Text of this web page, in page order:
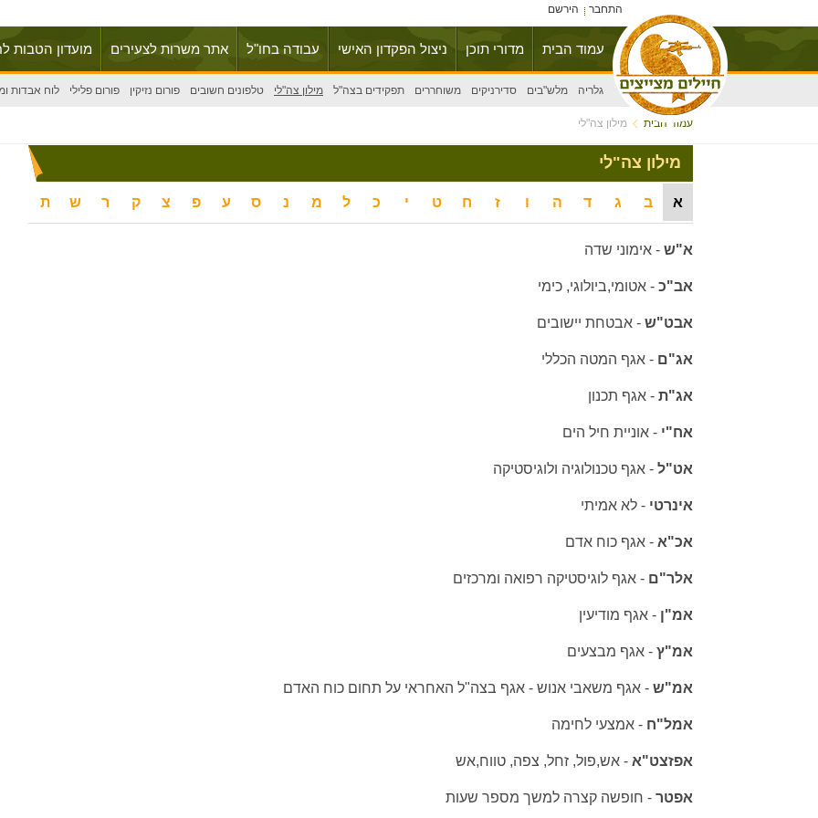
התחבר הירשם
עמוד הבית מדורי תוכן ניצול הפקדון האישי עבודה בחו"ל אתר משרות לצעירים מועדון הטבות
גלריה מלש"בים סדירניקים משוחררים תפקידים בצה"ל מילון צה"לי טלפונים חשובים פורום נזיקין פורום פלילי לוח אבדות
עמוד הבית מילון צה"לי
מילון צה"לי
א ב ג ד ה ו ז ח ט י כ ל מ נ ס ע פ צ ק ר ש ת
א"ש - אימוני שדה
אב"כ - אטומי,ביולוגי, כימי
אבט"ש - אבטחת יישובים
אג"ם - אגף המטה הכללי
אג"ת - אגף תכנון
אח"י - אוניית חיל הים
אט"ל - אגף טכנולוגיה ולוגיסטיקה
אינרטי - לא אמיתי
אכ"א - אגף כוח אדם
אלר"ם - אגף לוגיסטיקה רפואה ומרכזים
אמ"ן - אגף מודיעין
אמ"ץ - אגף מבצעים
אמ"ש - אגף משאבי אנוש - אגף בצה"ל האחראי על תחום כוח האדם
אמל"ח - אמצעי לחימה
אפזצט"א - אש,פול, זחל, צפה, טווח,אש
אפטר - חופשה קצרה למשך מספר שעות